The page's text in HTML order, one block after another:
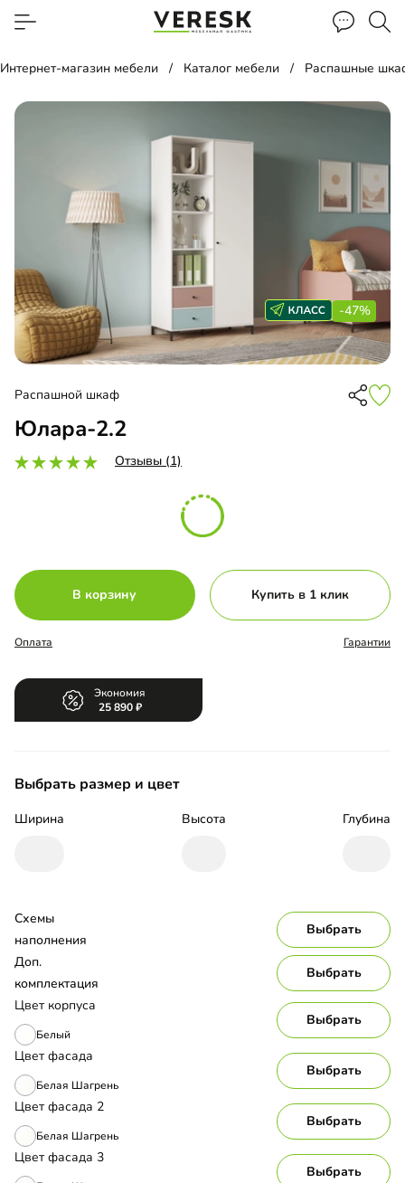
Интернет-магазин мебели Каталог мебели Распашные
-47%
Распашной шкаф
Юлара-2.2
Отзывы (1)
В корзину Купить в 1 клик
Оплата Гарантии
Экономия
25 890
Выбрать размер и цвет
Ширина Высота Глубина
Цвет корпуса
Белый
Выбрать
Цвет фасада
Белая Шагрень
Выбрать
Цвет фасада 2
Белая Шагрень
Выбрать
Цвет фасада 3
Выбрать
Схемы
наполнения
Выбрать
Доп.
комплектация
Выбрать